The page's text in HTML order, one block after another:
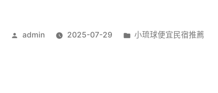
作
admin 2025-07-29
分
小琉球便宜民宿推薦